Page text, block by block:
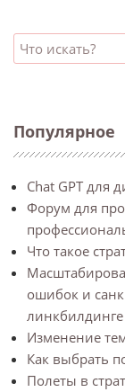
Популярное
Chat GPT для
Форум для
Что такое
ошибок и
линкбилдинге
Изменение
Как выбрать
Полеты в